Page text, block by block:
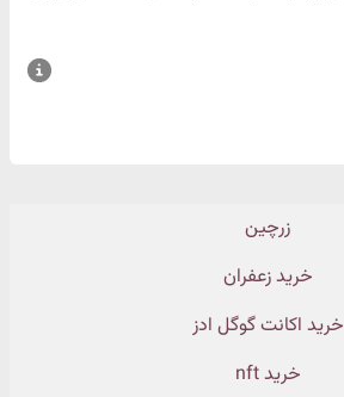
زرچین
خرید زعفران
خرید اکانت گوگل ادز
خرید nft